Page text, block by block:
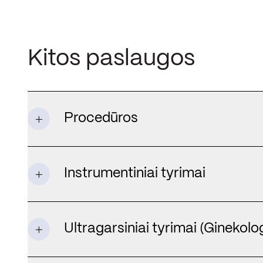
Kitos paslaugos
Procedūros
Instrumentiniai tyrimai
Ultragarsiniai tyrimai